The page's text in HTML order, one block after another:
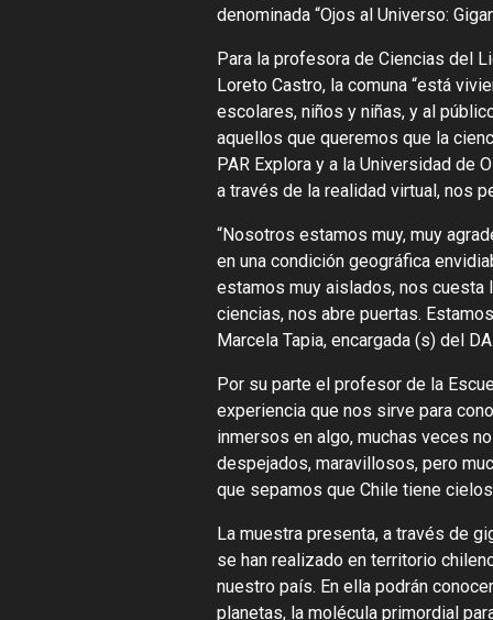
denominada “Ojos al Universo:
Para la profesora de Ciencias del
Loreto Castro, la comuna “está
escolares, niños y niñas, y al
aquellos que queremos que la
PAR Explora y a la Universidad de
a través de la realidad virtual, nos
“Nosotros estamos muy, muy
en una condición geográfica
estamos muy aislados, nos cuesta
ciencias, nos abre puertas.
Marcela Tapia, encargada (s) del
Por su parte el profesor de la
experiencia que nos sirve para
inmersos en algo, muchas veces
despejados, maravillosos, pero
que sepamos que Chile tiene
La muestra presenta, a través de
se han realizado en territorio
nuestro país. En ella podrán
planetas, la molécula primordial